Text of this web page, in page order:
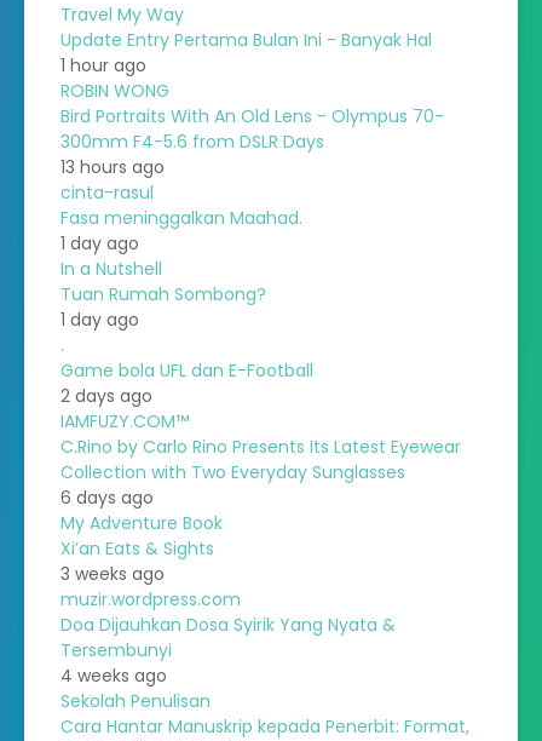
Travel My Way
Update Entry Pertama Bulan Ini - Banyak Hal
1 hour ago
ROBIN WONG
Bird Portraits With An Old Lens - Olympus 70-
300mm F4-5.6 from DSLR Days
13 hours ago
cinta-rasul
Fasa meninggalkan Maahad.
1 day ago
In a Nutshell
Tuan Rumah Sombong?
1 day ago
.
Game bola UFL dan E-Football
2 days ago
IAMFUZY.COM™
C.Rino by Carlo Rino Presents Its Latest Eyewear
Collection with Two Everyday Sunglasses
6 days ago
My Adventure Book
Xi’an Eats & Sights
3 weeks ago
muzir.wordpress.com
Doa Dijauhkan Dosa Syirik Yang Nyata &
Tersembunyi
4 weeks ago
Sekolah Penulisan
Cara Hantar Manuskrip kepada Penerbit: Format,